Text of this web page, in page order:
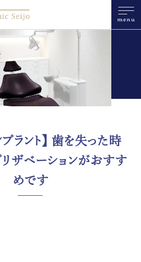
menu
プラント】 歯を失った時
リザベーションがおすす
めです